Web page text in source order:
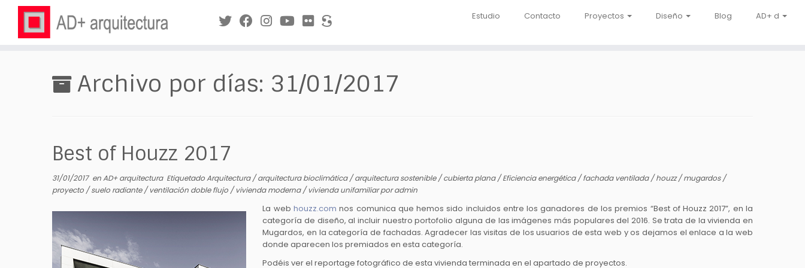
Estudio Contacto Proyectos Diseño Blog AD+ d
Archivo por días: 31/01/2017
Best of Houzz 2017
31/01/2017enAD+ arquitectura EtiquetadoArquitectura/arquitectura bioclimática/arquitectura sostenible/cubierta plana/Eficiencia energética/fachada ventilada/houzz/mugardos/
proyecto /suelo radiante/ventilación doble flujo /vivienda moderna/vivienda unifamiliarporadmin
La web houzz.com nos comunica que hemos sido incluidos entre los ganadores de los premios “Best of Houzz 2017”, en la
categoría de diseño, al incluir nuestro portofolio alguna de las imágenes más populares del 2016. Se trata de la vivienda en
Mugardos, en la categoría de fachadas. Agradecer las visitas de los usuarios de esta web y os dejamos el enlace a la web
donde aparecen los premiados en esta categoría.
Podéis ver el reportage fotográfico de esta vivienda terminada en el apartado de proyectos.